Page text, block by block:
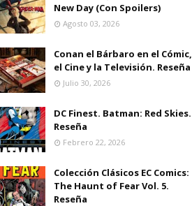
New Day (Con Spoilers)
Agosto 03, 2026
Conan el Bárbaro en el Cómic,
el Cine y la Televisión. Reseña
Julio 30, 2026
DC Finest. Batman: Red Skies.
Reseña
Febrero 22, 2026
Colección Clásicos EC Comics:
The Haunt of Fear Vol. 5.
Reseña